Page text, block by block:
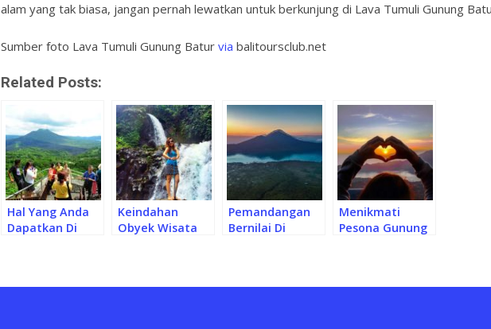
alam yang tak biasa, jangan pernah lewatkan untuk berkunjung di Lava Tumuli Gunung
Sumber foto Lava Tumuli Gunung Baturvia balitoursclub.net
Related Posts:
Hal Yang Anda
Dapatkan Di
Keindahan
Obyek Wisata
Yang Sayang
Pemandangan
Bernilai Di
Menikmati
Pesona Gunung